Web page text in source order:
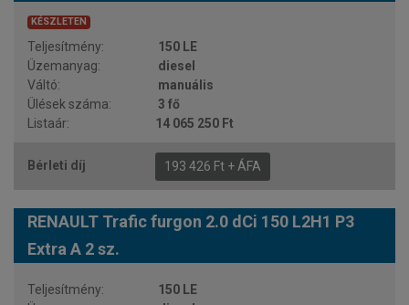
KÉSZLETEN
150 LE
diesel
manuális
3 fő
14 065 250 Ft
193 426 Ft + ÁFA
RENAULT Trafic furgon 2.0 dCi 150 L2H1 P3
Extra A 2 sz.
150 LE